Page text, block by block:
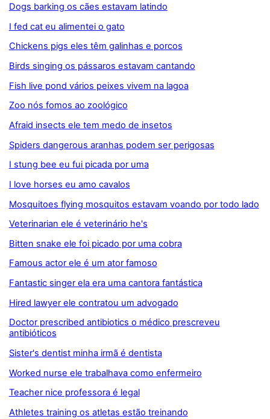
Dogs barking os cães estavam latindo
I fed cat eu alimentei o gato
Chickens pigs eles têm galinhas e porcos
Birds singing os pássaros estavam cantando
Fish live pond vários peixes vivem na lagoa
Zoo nós fomos ao zoológico
Afraid insects ele tem medo de insetos
Spiders dangerous aranhas podem ser perigosas
I stung bee eu fui picada por uma
I love horses eu amo cavalos
Mosquitoes flying mosquitos estavam voando por todo lado
Veterinarian ele é veterinário he's
Bitten snake ele foi picado por uma cobra
Famous actor ele é um ator famoso
Fantastic singer ela era uma cantora fantástica
Hired lawyer ele contratou um advogado
Doctor prescribed antibiotics o médico prescreveu
antibióticos
Sister's dentist minha irmã é dentista
Worked nurse ele trabalhava como enfermeiro
Teacher nice professora é legal
Athletes training os atletas estão treinando